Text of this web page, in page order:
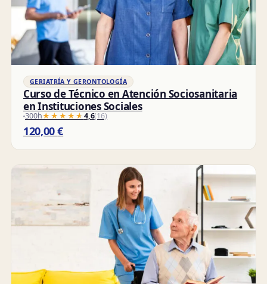
GERIATRÍA Y GERONTOLOGÍA
Curso de Técnico en Atención Sociosanitaria
en Instituciones Sociales
300h★★★★★
★★★★★4,6(16)
120,00€